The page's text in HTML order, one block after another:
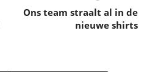
Ons team straalt al in de
nieuwe shirts